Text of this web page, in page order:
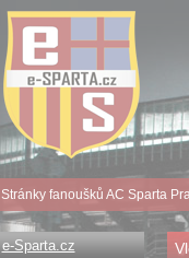
e-Sparta.cz
Stránky fanoušků AC Sparta